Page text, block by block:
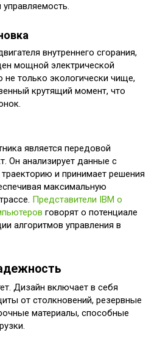
внутреннего сгорания,
мощной электрической
не только экологически чище,
крутящий момент, что
является передовой
Он анализирует данные с
и принимает решения
максимальную
Представители IBM о
говорят о потенциале
алгоритмов управления в
Дизайн включает в себя
от столкновений, резервные
материалы, способные